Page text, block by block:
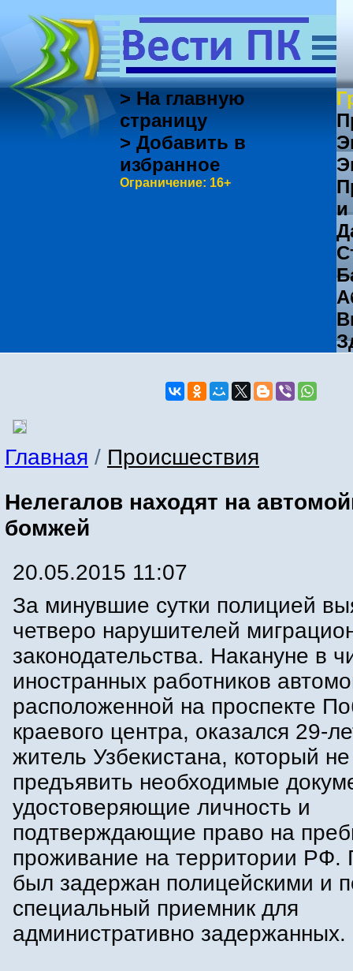
> На главную
страницу
> Добавить в
избранное
Ограничение: 16+
Главная / Происшествия
Нелегалов находят на
бомжей
20.05.2015 11:07
За минувшие сутки полицией
четверо нарушителей
законодательства. Накануне в
иностранных работников
расположенной на проспекте
краевого центра, оказался 29-
житель Узбекистана, который
предъявить необходимые
удостоверяющие личность и
подтверждающие право на
проживание на территории РФ.
был задержан полицейскими и
специальный приемник для
административно задержанных.